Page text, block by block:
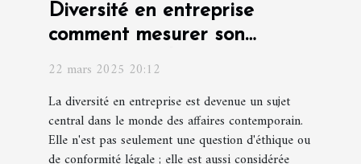
Diversité en entreprise
comment mesurer son
efficacité sur la performance
22 mars 2025 20:12
La diversité en entreprise est devenue un sujet
central dans le monde des affaires contemporain.
Elle n'est pas seulement une question d'éthique ou